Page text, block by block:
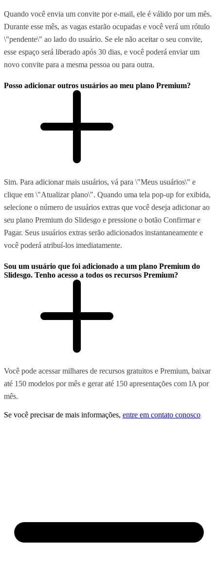
Quando você envia um convite por e-mail, ele é válido por um mês.
Durante esse mês, as vagas estarão ocupadas e você verá um rótulo
\"pendente\" ao lado do usuário. Se ele não aceitar o seu convite,
esse espaço será liberado após 30 dias, e você poderá enviar um
novo convite para a mesma pessoa ou para outra.
Posso adicionar outros usuários ao meu plano Premium?
Sim. Para adicionar mais usuários, vá para \"Meus usuários\" e
clique em \"Atualizar plano\". Quando uma tela pop-up for exibida,
selecione o número de usuários extras que você deseja adicionar ao
seu plano Premium do Slidesgo e pressione o botão Confirmar e
Pagar. Seus usuários extras serão adicionados instantaneamente e
você poderá atribuí-los imediatamente.
Sou um usuário que foi adicionado a um plano Premium do
Slidesgo. Tenho acesso a todos os recursos Premium?
Você pode acessar milhares de recursos gratuitos e Premium, baixar
até 150 modelos por mês e gerar até 150 apresentações com IA por
mês.
Se você precisar de mais informações, entre em contato conosco